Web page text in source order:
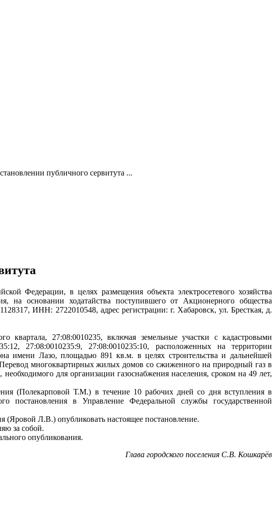
публичного сервитута ...
Федерации, в целях размещения объекта электросетевого хозяйства
на основании ходатайства поступившего от Акционерного общества
ИНН: 2722010548, адрес регистрации: г. Хабаровск, ул. Бресткая, д.
квартала, 27:08:0010235, включая земельные участки с кадастровыми
27:08:0010235:9, 27:08:0010235:10, расположенных на территории
имени Лазо, площадью 891 кв.м. в целях строительства и дальнейшей
многоквартирных жилых домов со сжиженного на природный газ в
для организации газоснабжения населения, сроком на 49 лет,
(Полекарповой Т.М.) в течение 10 рабочих дней со дня вступления в
постановления в Управление Федеральной службы государственной
(Яровой Л.В.) опубликовать настоящее постановление.
за собой.
опубликования.
Глава городского поселения С.В. Кошкарёв